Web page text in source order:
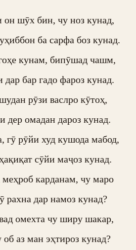
он шӯх бин, чу ноз кунад,
ба сарфа боз кунад.
кунам, бипӯшад чашм,
бар гадо фароз кунад.
рӯзи васлро кӯтоҳ,
дер омадан дароз кунад.
гӯ рӯйи худ кушода мабод,
сӯйи маҷоз кунад.
карданам, чу маро
рахна дар намоз кунад?
омехта чу ширу шакар,
аз ман эҳтироз кунад?